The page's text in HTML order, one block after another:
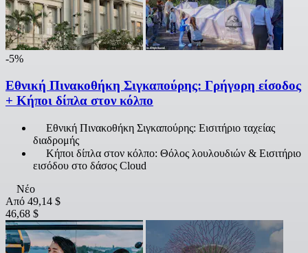
-5%
Εθνική Πινακοθήκη Σιγκαπούρης: Γρήγορη είσοδος
+ Κήποι δίπλα στον κόλπο
Εθνική Πινακοθήκη Σιγκαπούρης: Εισιτήριο ταχείας
διαδρομής
Κήποι δίπλα στον κόλπο: Θόλος λουλουδιών & Εισιτήριο
εισόδου στο δάσος Cloud
Νέο
Από 49,14 $
46,68 $